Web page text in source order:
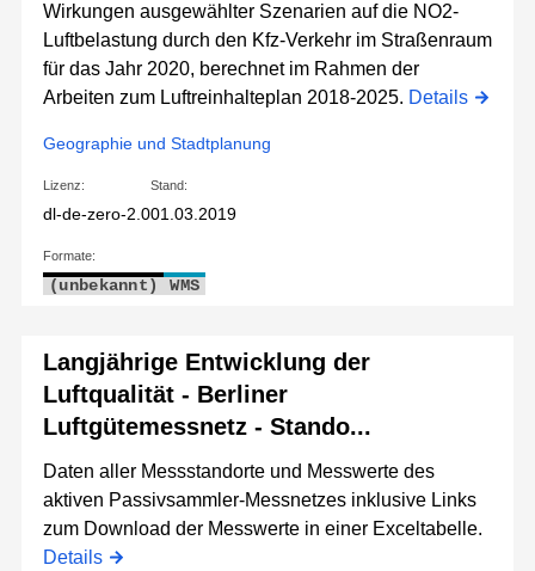
Wirkungen ausgewählter Szenarien auf die NO2-
Luftbelastung durch den Kfz-Verkehr im Straßenraum
für das Jahr 2020, berechnet im Rahmen der
Arbeiten zum Luftreinhalteplan 2018-2025. Details
Geographie und Stadtplanung
Lizenz:
dl-de-zero-2.0
Stand:
01.03.2019
Formate:
(unbekannt) WMS
Langjährige Entwicklung der
Luftqualität - Berliner
Luftgütemessnetz - Stando...
Daten aller Messstandorte und Messwerte des
aktiven Passivsammler-Messnetzes inklusive Links
zum Download der Messwerte in einer Exceltabelle.
Details